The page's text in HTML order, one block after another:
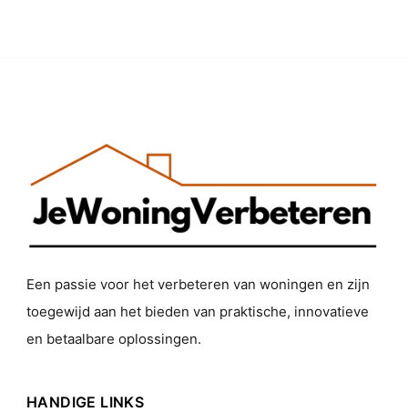
Een passie voor het verbeteren van woningen en zijn
toegewijd aan het bieden van praktische, innovatieve
en betaalbare oplossingen.
HANDIGE LINKS